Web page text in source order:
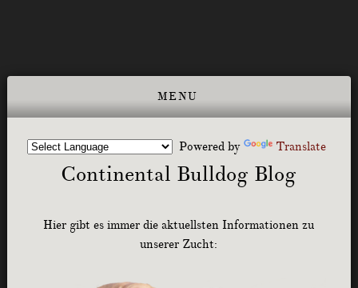
Powered by Translate
Continental Bulldog Blog
Hier gibt es immer die aktuellsten Informationen zu
unserer Zucht: